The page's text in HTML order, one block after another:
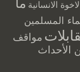
الانسانية
المسلمين
مواقف
الأحداث